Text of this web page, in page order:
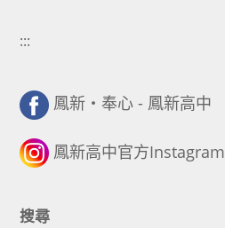
:::
鳳新・奉心 - 鳳新高中
鳳新高中官方Instagram
搜尋